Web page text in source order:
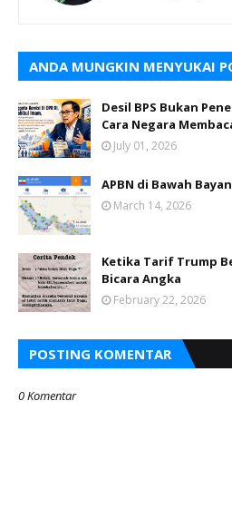
ANDA MUNGKIN MENYUKAI
Desil BPS Bukan
Cara Negara
July 01, 2026
APBN di Bawah
March 14, 2026
Ketika Tarif Trump
Bicara Angka
February 22, 2026
POSTING KOMENTAR
0 Komentar